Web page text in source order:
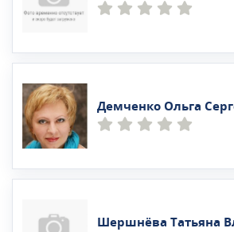
Демченко Ольга
Шершнёва Татьяна